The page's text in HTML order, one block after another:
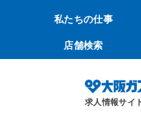
私たちの仕事
店舗検索
求人情報サイ